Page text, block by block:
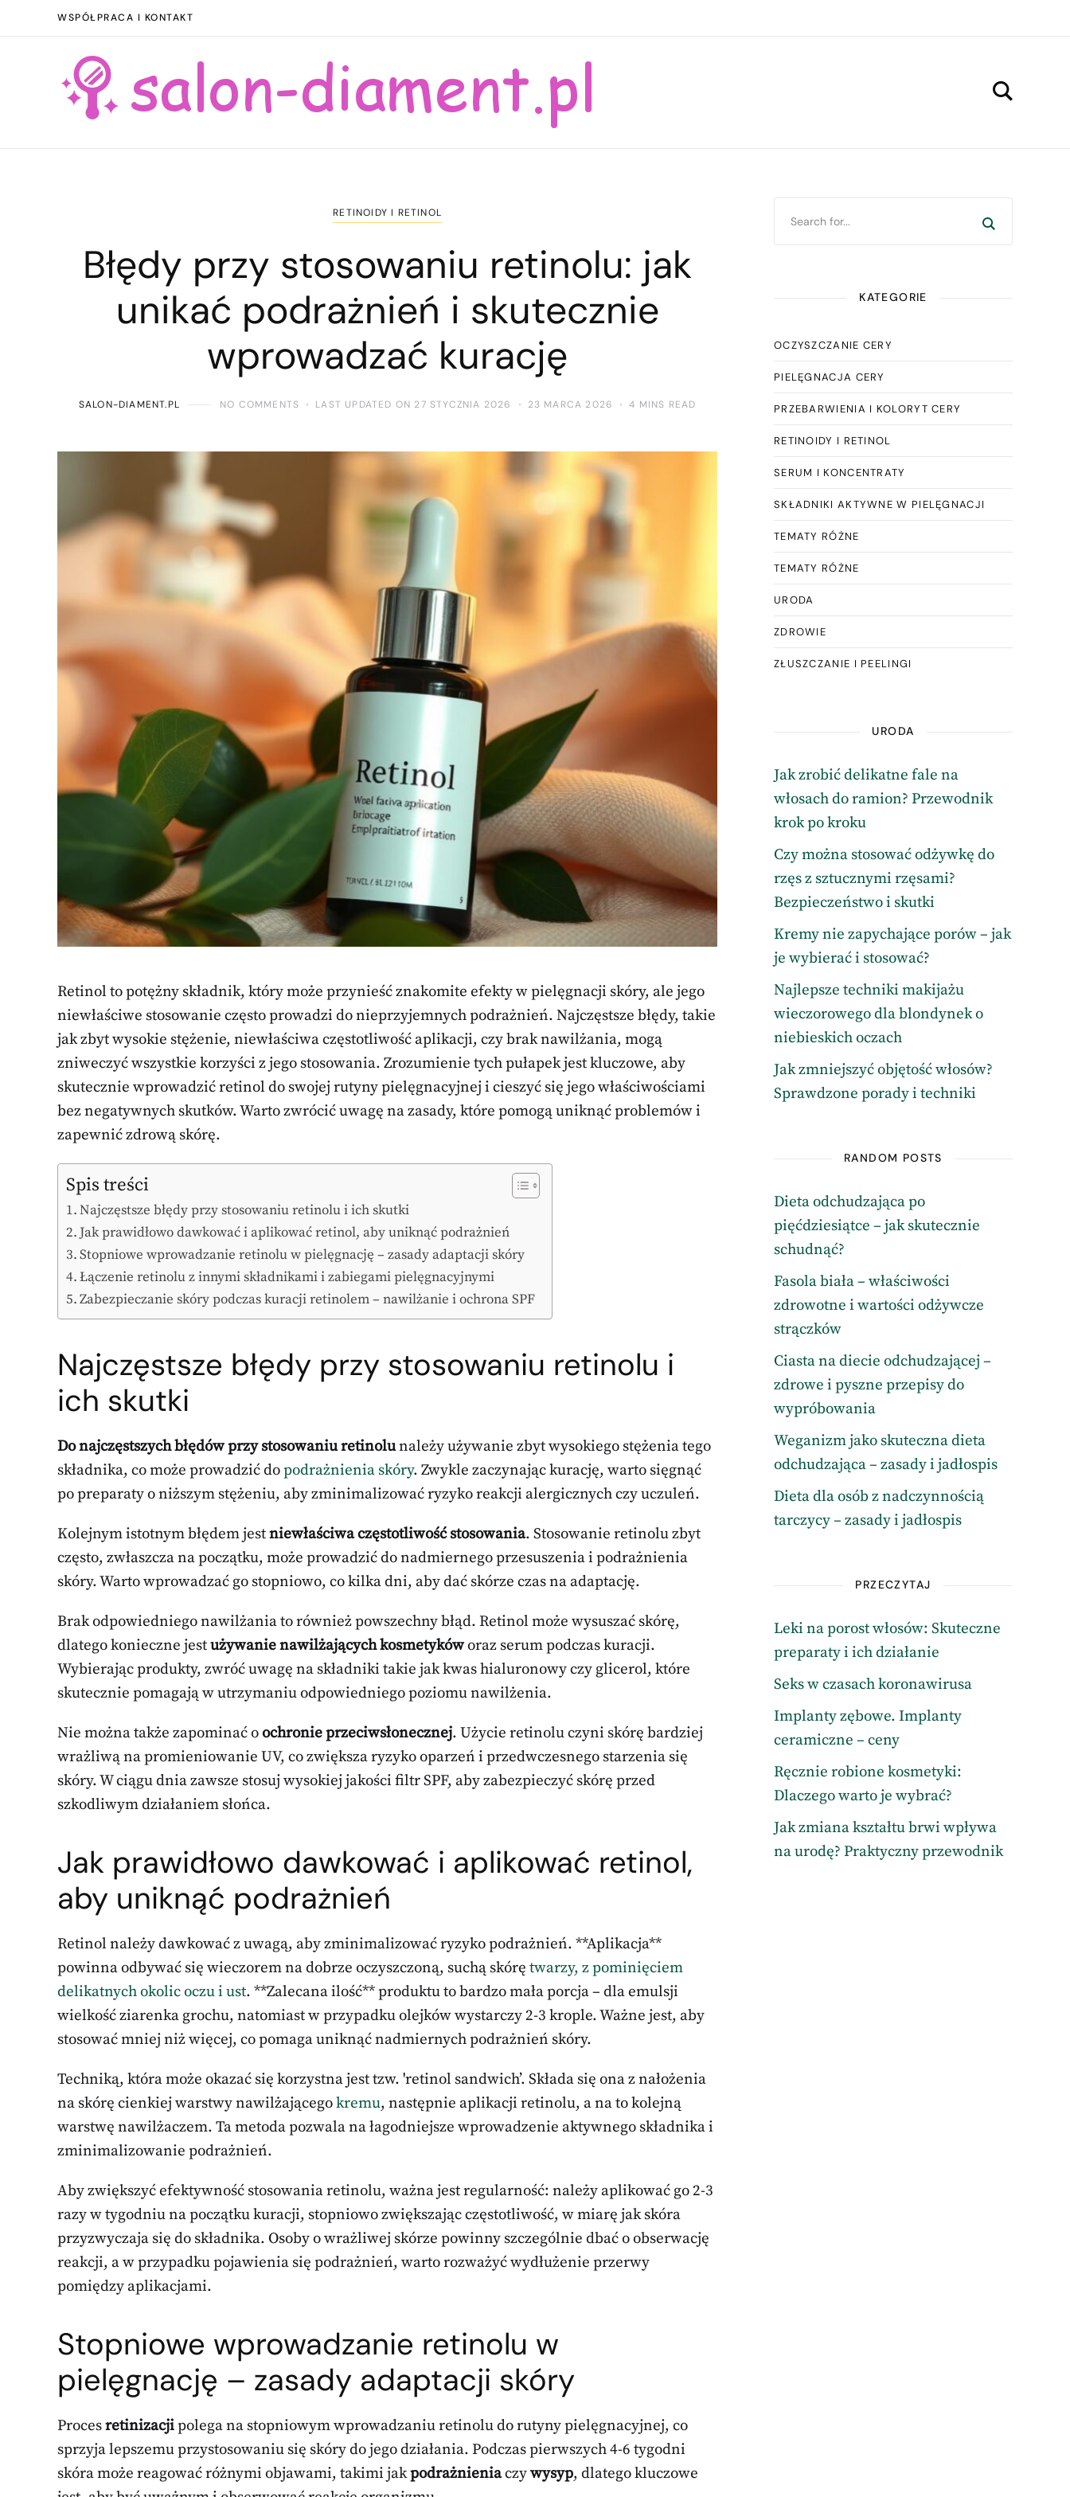
WSPÓŁPRACA I KONTAKT
RETINOIDY I RETINOL
Błędy przy stosowaniu retinolu: jak
unikać podrażnień i skutecznie
wprowadzać kurację
SALON-DIAMENT.PL NO COMMENTS LAST UPDATED ON 27 STYCZNIA 2026 23 MARCA 2026 4 MINS READ
Retinol to potężny składnik, który może przynieść znakomite efekty w pielęgnacji skóry, ale jego
niewłaściwe stosowanie często prowadzi do nieprzyjemnych podrażnień. Najczęstsze błędy, takie
jak zbyt wysokie stężenie, niewłaściwa częstotliwość aplikacji, czy brak nawilżania, mogą
zniweczyć wszystkie korzyści z jego stosowania. Zrozumienie tych pułapek jest kluczowe, aby
skutecznie wprowadzić retinol do swojej rutyny pielęgnacyjnej i cieszyć się jego właściwościami
bez negatywnych skutków. Warto zwrócić uwagę na zasady, które pomogą uniknąć problemów i
zapewnić zdrową skórę.
Spis treści
Najczęstsze błędy przy stosowaniu retinolu i ich skutki
Jak prawidłowo dawkować i aplikować retinol, aby uniknąć podrażnień
Stopniowe wprowadzanie retinolu w pielęgnację – zasady adaptacji skóry
Łączenie retinolu z innymi składnikami i zabiegami pielęgnacyjnymi
Zabezpieczanie skóry podczas kuracji retinolem – nawilżanie i ochrona SPF
Najczęstsze błędy przy stosowaniu retinolu i
ich skutki
Do najczęstszych błędów przy stosowaniu retinolunależy używanie zbyt wysokiego stężenia tego
składnika, co może prowadzić dopodrażnienia skóry. Zwykle zaczynając kurację, warto sięgnąć
po preparaty o niższym stężeniu, aby zminimalizować ryzyko reakcji alergicznych czy uczuleń.
Kolejnym istotnym błędem jestniewłaściwa częstotliwość stosowania. Stosowanie retinolu zbyt
często, zwłaszcza na początku, może prowadzić do nadmiernego przesuszenia i podrażnienia
skóry. Warto wprowadzać go stopniowo, co kilka dni, aby dać skórze czas na adaptację.
Brak odpowiedniego nawilżania to również powszechny błąd. Retinol może wysuszać skórę,
dlatego konieczne jestużywanie nawilżających kosmetykóworaz serum podczas kuracji.
Wybierając produkty, zwróć uwagę na składniki takie jak kwas hialuronowy czy glicerol, które
skutecznie pomagają w utrzymaniu odpowiedniego poziomu nawilżenia.
Nie można także zapominać oochronie przeciwsłonecznej. Użycie retinolu czyni skórę bardziej
wrażliwą na promieniowanie UV, co zwiększa ryzyko oparzeń i przedwczesnego starzenia się
skóry. W ciągu dnia zawsze stosuj wysokiej jakości filtr SPF, aby zabezpieczyć skórę przed
szkodliwym działaniem słońca.
Jak prawidłowo dawkować i aplikować retinol,
aby uniknąć podrażnień
Retinol należy dawkować z uwagą, aby zminimalizować ryzyko podrażnień. **Aplikacja**
powinna odbywać się wieczorem na dobrze oczyszczoną, suchą skórę twarzy, z pominięciem
delikatnych okolic oczu i ust. **Zalecana ilość** produktu to bardzo mała porcja – dla emulsji
wielkość ziarenka grochu, natomiast w przypadku olejków wystarczy 2-3 krople. Ważne jest, aby
stosować mniej niż więcej, co pomaga uniknąć nadmiernych podrażnień skóry.
Techniką, która może okazać się korzystna jest tzw. 'retinol sandwich’. Składa się ona z nałożenia
na skórę cienkiej warstwy nawilżającegokremu, następnie aplikacji retinolu, a na to kolejną
warstwę nawilżaczem. Ta metoda pozwala na łagodniejsze wprowadzenie aktywnego składnika i
zminimalizowanie podrażnień.
Aby zwiększyć efektywność stosowania retinolu, ważna jest regularność: należy aplikować go 2-3
razy w tygodniu na początku kuracji, stopniowo zwiększając częstotliwość, w miarę jak skóra
przyzwyczaja się do składnika. Osoby o wrażliwej skórze powinny szczególnie dbać o obserwację
reakcji, a w przypadku pojawienia się podrażnień, warto rozważyć wydłużenie przerwy
pomiędzy aplikacjami.
Stopniowe wprowadzanie retinolu w
pielęgnację – zasady adaptacji skóry
Procesretinizacjipolega na stopniowym wprowadzaniu retinolu do rutyny pielęgnacyjnej, co
sprzyja lepszemu przystosowaniu się skóry do jego działania. Podczas pierwszych 4-6 tygodni
skóra może reagować różnymi objawami, takimi jakpodrażnieniaczywysyp, dlatego kluczowe
KATEGORIE
OCZYSZCZANIE CERY
PIELĘGNACJA CERY
PRZEBARWIENIA I KOLORYT CERY
RETINOIDY I RETINOL
SERUM I KONCENTRATY
SKŁADNIKI AKTYWNE W PIELĘGNACJI
TEMATY RÓŻNE
TEMATY RÓŻNE
URODA
ZDROWIE
ZŁUSZCZANIE I PEELINGI
URODA
Jak zrobić delikatne fale na
włosach do ramion? Przewodnik
krok po kroku
Czy można stosować odżywkę do
rzęs z sztucznymi rzęsami?
Bezpieczeństwo i skutki
Kremy nie zapychające porów – jak
je wybierać i stosować?
Najlepsze techniki makijażu
wieczorowego dla blondynek o
niebieskich oczach
Jak zmniejszyć objętość włosów?
Sprawdzone porady i techniki
RANDOM POSTS
Dieta odchudzająca po
pięćdziesiątce – jak skutecznie
schudnąć?
Fasola biała – właściwości
zdrowotne i wartości odżywcze
strączków
Ciasta na diecie odchudzającej –
zdrowe i pyszne przepisy do
wypróbowania
Weganizm jako skuteczna dieta
odchudzająca – zasady i jadłospis
Dieta dla osób z nadczynnością
tarczycy – zasady i jadłospis
PRZECZYTAJ
Leki na porost włosów: Skuteczne
preparaty i ich działanie
Seks w czasach koronawirusa
Implanty zębowe. Implanty
ceramiczne – ceny
Ręcznie robione kosmetyki:
Dlaczego warto je wybrać?
Jak zmiana kształtu brwi wpływa
na urodę? Praktyczny przewodnik